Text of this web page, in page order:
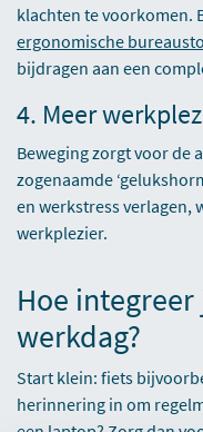
klachten te voorkomen.
ergonomische
bijdragen aan een
4. Meer
Beweging zorgt voor de
zogenaamde
en werkstress
werkplezier.
Hoe
werkdag?
Start klein: fiets
herinnering in om